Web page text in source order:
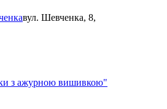
вул. Шевченка, 8,
з ажурною вишивкою"